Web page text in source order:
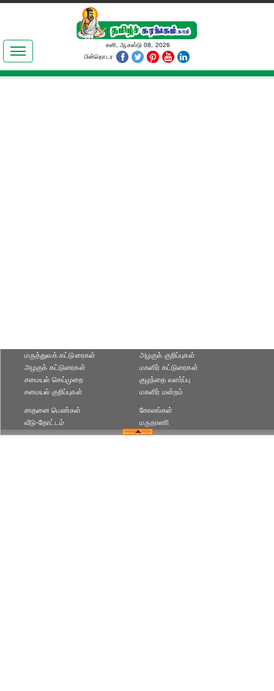
இலக்கியங்கள்
தமிழ் உலகம்
சனி, ஆகஸ்டு 08, 2026
பின்தொடர
மருத்துவக் கட்டுரைகள்
அழகுக் கட்டுரைகள்
அழகுக் குறிப்புகள்
மகளிர் கட்டுரைகள்
சமையல் செய்முறை
சமையல் குறிப்புகள்
குழந்தை வளர்ப்பு
மகளிர் மன்றம்
சாதனை பெண்கள்
வீடு-தோட்டம்
கோலங்கள்
மருதாணி